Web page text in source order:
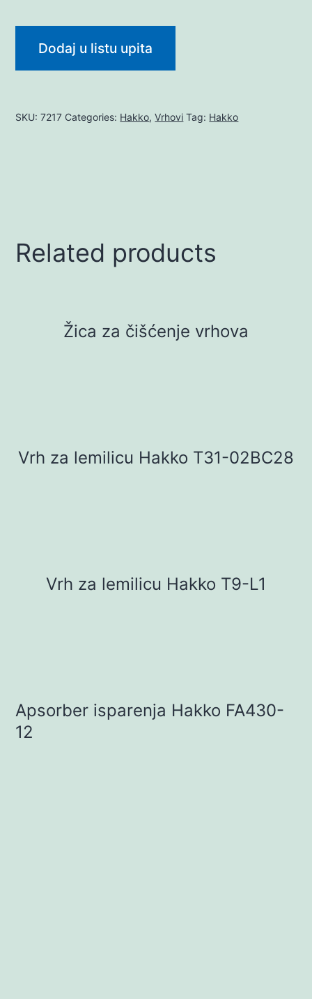
Dodaj u listu upita
SKU:7217 Categories: Hakko,Vrhovi Tag: Hakko
Related products
Žica za čišćenje vrhova
Vrh za lemilicu Hakko T31-02BC28
Vrh za lemilicu Hakko T9-L1
Apsorber isparenja Hakko FA430-
12